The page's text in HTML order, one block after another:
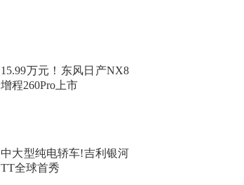
15.99万元！东风日产NX8
增程260Pro上市
中大型纯电轿车!吉利银河
TT全球首秀